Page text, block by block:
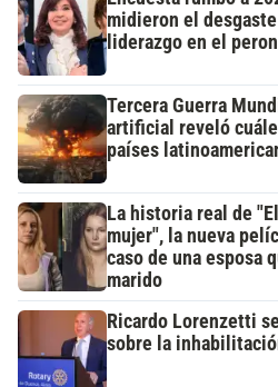
midieron el
liderazgo en el
Tercera Guerra
artificial reveló
países
La historia real de
mujer", la nueva
caso de una esposa
marido
Ricardo Lorenzetti
sobre la